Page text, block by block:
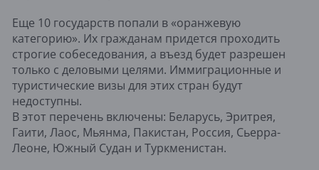
Еще 10 государств попали в «оранжевую
категорию». Их гражданам придется проходить
строгие собеседования, а въезд будет разрешен
только с деловыми целями. Иммиграционные и
туристические визы для этих стран будут
недоступны.
В этот перечень включены: Беларусь, Эритрея,
Гаити, Лаос, Мьянма, Пакистан, Россия, Сьерра-
Леоне, Южный Судан и Туркменистан.